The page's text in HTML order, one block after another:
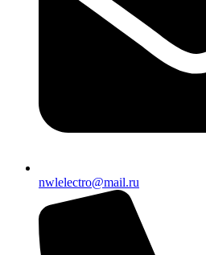
nwlelectro@mail.ru